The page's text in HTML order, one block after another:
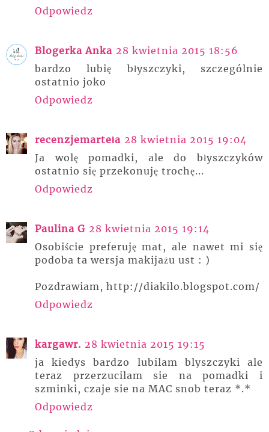
Odpowiedz
Blogerka Anka 28 kwietnia 2015 18:56
bardzo lubię błyszczyki, szczególnie
ostatnio joko
Odpowiedz
recenzjemarteła 28 kwietnia 2015 19:04
Ja wolę pomadki, ale do błyszczyków
ostatnio się przekonuję trochę...
Odpowiedz
Paulina G 28 kwietnia 2015 19:14
Osobiście preferuję mat, ale nawet mi się
podoba ta wersja makijażu ust : )
Pozdrawiam, http://diakilo.blogspot.com/
Odpowiedz
kargawr. 28 kwietnia 2015 19:15
ja kiedys bardzo lubilam blyszczyki ale
teraz przerzucilam sie na pomadki i
szminki, czaje sie na MAC snob teraz *.*
Odpowiedz